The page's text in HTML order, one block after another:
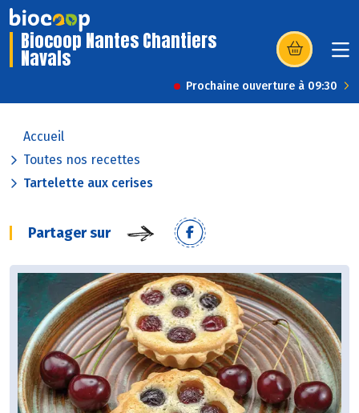
Biocoop Nantes Chantiers
Navals (s’ouvre dans
Prochaine ouverture à 09:30
Accueil
Toutes nos recettes
Tartelette aux cerises
Partager sur